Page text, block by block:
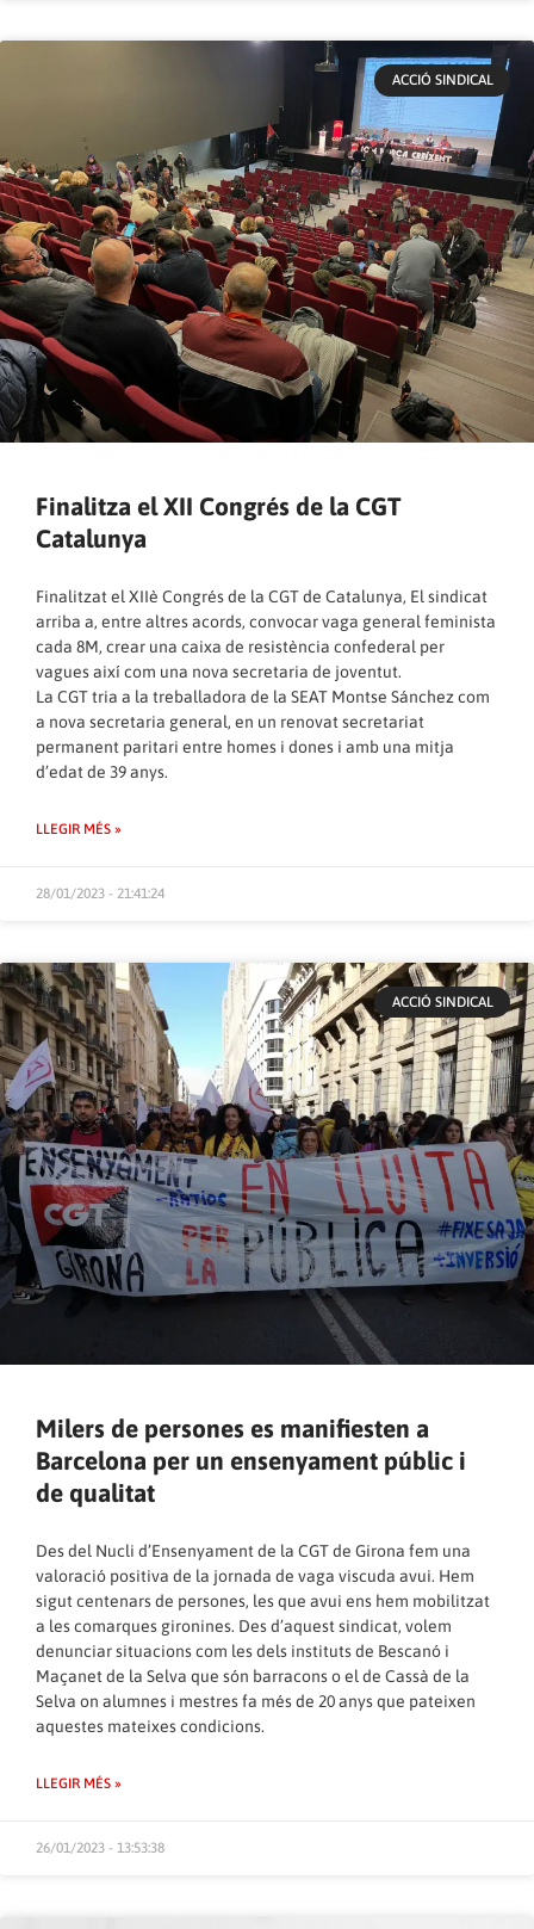
ACCIÓ SINDICAL
Finalitza el XII Congrés de la CGT
Catalunya
Finalitzat el XIIè Congrés de la CGT de Catalunya, El sindicat
arriba a, entre altres acords, convocar vaga general feminista
cada 8M, crear una caixa de resistència confederal per
vagues així com una nova secretaria de joventut.
La CGT tria a la treballadora de la SEAT Montse Sánchez com
a nova secretaria general, en un renovat secretariat
permanent paritari entre homes i dones i amb una mitja
d’edat de 39 anys.
LLEGIR MÉS »
28/01/2023 - 21:41:24
ACCIÓ SINDICAL
Milers de persones es manifiesten a
Barcelona per un ensenyament públic i
de qualitat
Des del Nucli d’Ensenyament de la CGT de Girona fem una
valoració positiva de la jornada de vaga viscuda avui. Hem
sigut centenars de persones, les que avui ens hem mobilitzat
a les comarques gironines. Des d’aquest sindicat, volem
denunciar situacions com les dels instituts de Bescanó i
Maçanet de la Selva que són barracons o el de Cassà de la
Selva on alumnes i mestres fa més de 20 anys que pateixen
aquestes mateixes condicions.
LLEGIR MÉS »
26/01/2023 - 13:53:38